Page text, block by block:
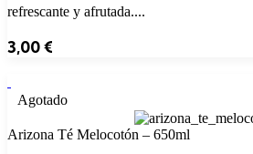
refrescante y afrutada....
3,00€
Agotado
Arizona Té Melocotón – 650ml